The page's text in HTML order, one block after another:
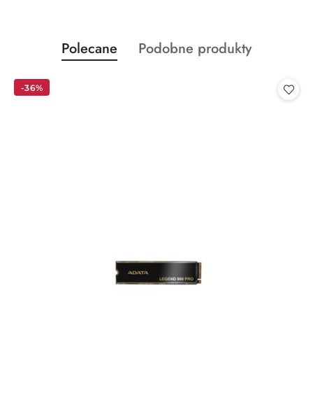
Pomiń karuzelę produktów
Produkty
o
Polecane
Produkty
Podobne produkty
-36%